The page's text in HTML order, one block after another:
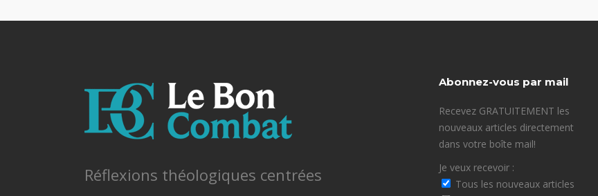
Réflexions théologiques centrées
Abonnez-vous par mail
Recevez GRATUITEMENT les
nouveaux articles directement
dans votre boîte mail!
Je veux recevoir :
Tous les nouveaux articles